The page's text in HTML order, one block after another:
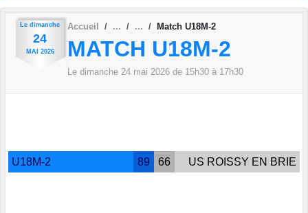
Le dimanche
24
MAI 2026
Accueil Match U18M-2
MATCH U18M-2
Le dimanche 24 mai 2026 de 15h30 à 17h30
U18M-2 89 66 US ROISSY EN BRIE